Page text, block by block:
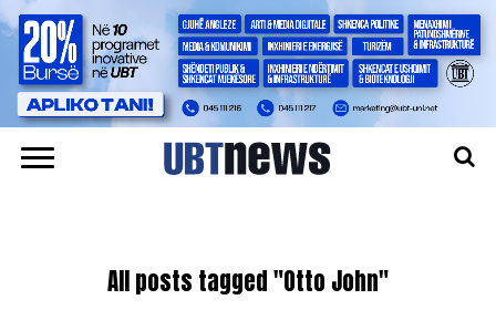
All posts tagged "Otto John"